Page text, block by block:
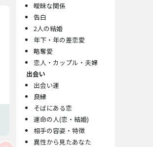
曖昧な関係
告白
2人の結婚
年下・年の差恋愛
略奪愛
恋人・カップル・夫婦
出会い
出会い運
良縁
そばにある恋
運命の人(恋・結婚)
相手の容姿・特徴
異性から見たあなた